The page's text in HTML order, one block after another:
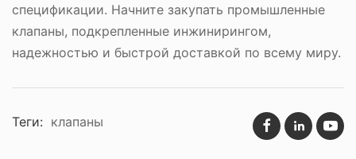
спецификации. Начните закупать промышленные
клапаны, подкрепленные инжинирингом,
надежностью и быстрой доставкой по всему миру.
Теги: клапаны